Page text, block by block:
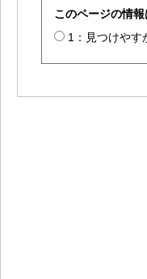
このページの情
1：見つけやす